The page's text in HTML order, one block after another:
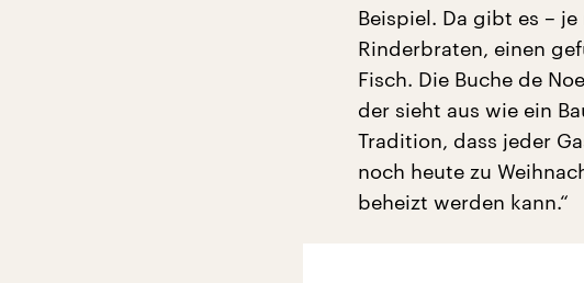
Beispiel. Da gibt es –
Rinderbraten, einen
Fisch. Die Buche de
der sieht aus wie ein
Tradition, dass jeder
noch heute zu
beheizt werden kann.“